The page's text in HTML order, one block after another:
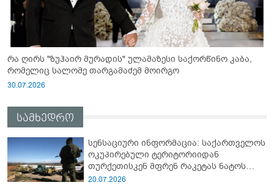
რა ღირს "ზუჰაირ მურადის" ულამაზესი საქორწინო კაბა,
რომელიც სალომე თარგამაძემ მოირგო
30.07.2026
სამხედრო
სენსაციური ინფორმაცია: საქართველოს
ოკუპირებული ტერიტორიიდან
თურქეთისკენ მფრენ რაკეტას ნატოს
სამიტი კინაღამ ჩაუშლია
20.07.2026